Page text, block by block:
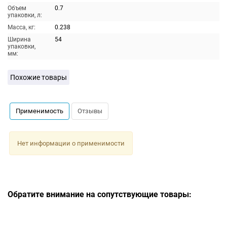
Объем
упаковки, л:
0.7
Масса, кг:
0.238
Ширина
упаковки,
мм:
54
Похожие товары
Применимость Отзывы
Нет информации о применимости
Обратите внимание на сопутствующие товары: